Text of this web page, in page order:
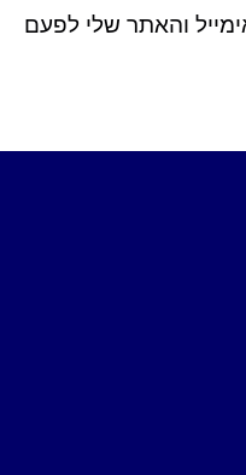
והאתר שלי לפעם